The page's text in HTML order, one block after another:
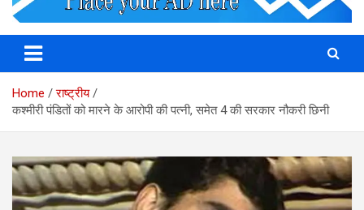
Home
राष्ट्रीय
कश्मीरी पंडितों को मारने के आरोपी की पत्नी, समेत 4 की सरकार नौकरी छिनी